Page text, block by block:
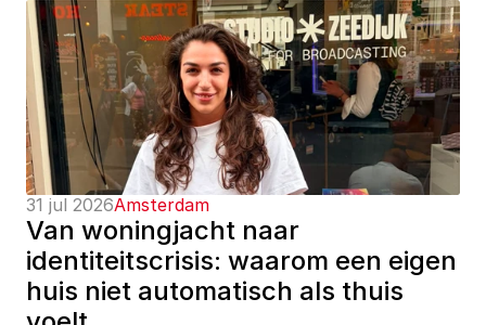
31 jul 2026Amsterdam
Van woningjacht naar
identiteitscrisis: waarom een eigen
huis niet automatisch als thuis